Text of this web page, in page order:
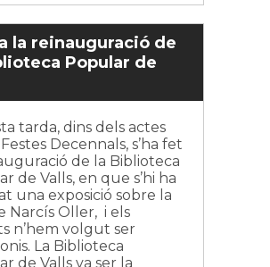
la reinauguració de
Popular de
tarda, dins dels actes
Decennals, s’ha fet
de la Biblioteca
de Valls, en que s’hi ha
una exposició sobre la
Narcís Oller, i els
n’hem volgut ser
La Biblioteca
de Valls va ser la